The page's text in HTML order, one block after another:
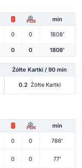
PEN min
0 0 1808'
0 0 1808'
Żółte Kartki / 90 min
0.2 Żółte Kartki
PEN min
0 0 786'
0 0 77'